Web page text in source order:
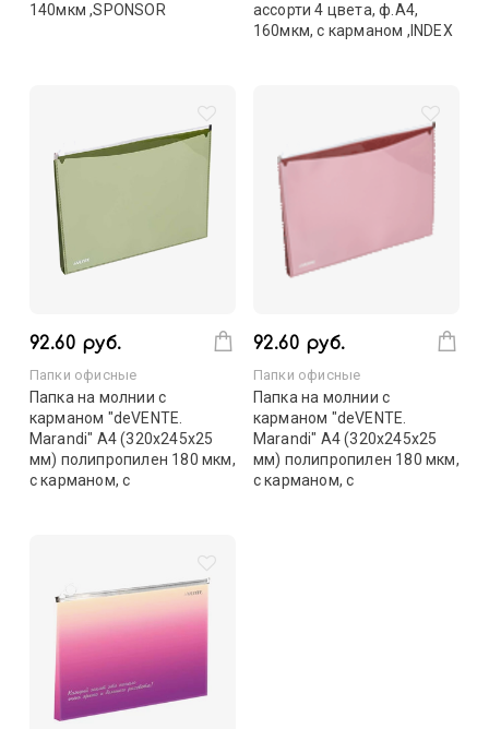
140мкм ,SPONSOR
ассорти 4 цвета, ф.A4,
160мкм, с карманом ,INDEX
92.60 руб.
Папки офисные
Папка на молнии с
карманом "deVENTE.
Marandi" A4 (320x245х25
мм) полипропилен 180 мкм,
с карманом, с
92.60 руб.
Папки офисные
Папка на молнии с
карманом "deVENTE.
Marandi" A4 (320x245х25
мм) полипропилен 180 мкм,
с карманом, с